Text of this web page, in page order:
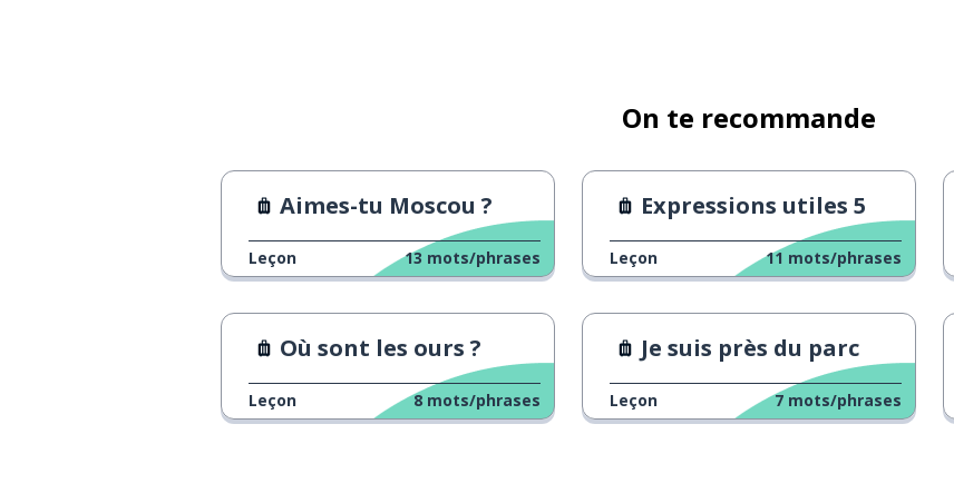
On te recommande
Aimes-tu Moscou ?
Leçon 13 mots/phrases
Expressions utiles 5
Leçon 11 mots/phrases
Où sont les ours ?
Leçon 8 mots/phrases
Je suis près du parc
Leçon 7 mots/phrases